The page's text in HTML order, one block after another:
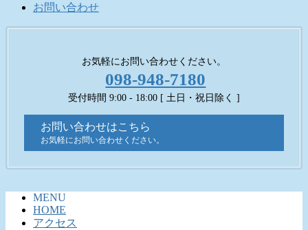
お問い合わせ
お気軽にお問い合わせください。
098-948-7180
受付時間 9:00 - 18:00 [ 土日・祝日除く ]
お問い合わせはこちら
お気軽にお問い合わせください。
MENU
HOME
アクセス